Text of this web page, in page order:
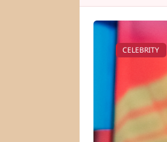
CELEBRITY